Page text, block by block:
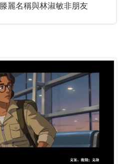
合照握手破不和傳聞 滕麗名稱與林淑敏非朋友